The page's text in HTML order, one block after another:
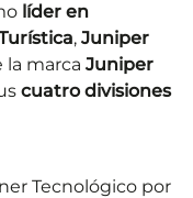
líder en
, Juniper
la marca Juniper
cuatro divisiones
Tecnológico por